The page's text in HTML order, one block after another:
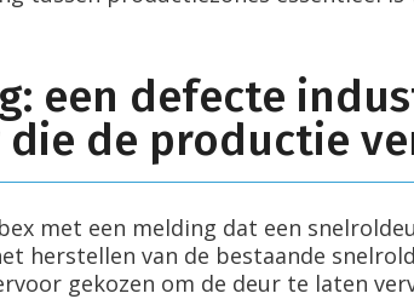
een defecte
de productie
met een melding dat een
herstellen van de bestaande
gekozen om de deur te laten